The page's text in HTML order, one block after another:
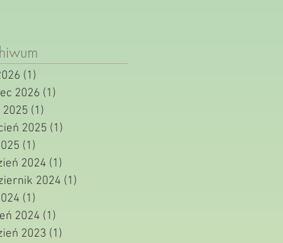
(1)
2026 (1)
(1)
2025 (1)
(1)
2024 (1)
2024 (1)
(1)
2024 (1)
2023 (1)